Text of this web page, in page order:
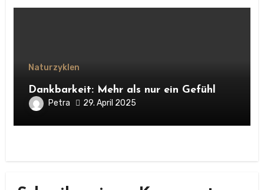
Naturzyklen
Dankbarkeit: Mehr als nur ein Gefühl
Petra 29. April 2025